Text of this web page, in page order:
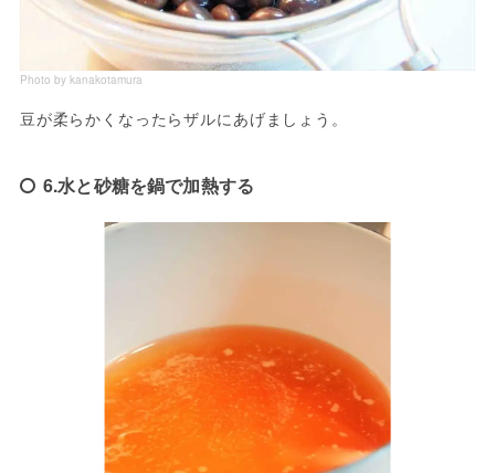
Photo by kanakotamura
豆が柔らかくなったらザルにあげましょう。
6.水と砂糖を鍋で加熱する